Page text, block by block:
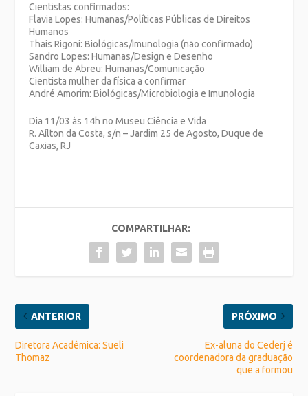
Cientistas confirmados:
Flavia Lopes: Humanas/Políticas Públicas de Direitos
Humanos
Thais Rigoni: Biológicas/Imunologia (não confirmado)
Sandro Lopes: Humanas/Design e Desenho
William de Abreu: Humanas/Comunicação
Cientista mulher da física a confirmar
André Amorim: Biológicas/Microbiologia e Imunologia
Dia 11/03 às 14h no Museu Ciência e Vida
R. Aílton da Costa, s/n – Jardim 25 de Agosto, Duque de
Caxias, RJ
COMPARTILHAR:
ANTERIOR
Diretora Acadêmica: Sueli
Thomaz
PRÓXIMO
Ex-aluna do Cederj é
coordenadora da graduação
que a formou